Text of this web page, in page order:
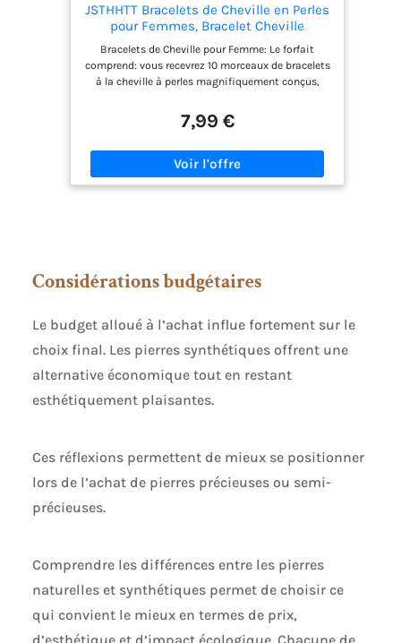
JSTHHTT Bracelets de Cheville en Perles
pour Femmes, Bracelet Cheville
Femme, Chevillières Bohème Dorées,
Bracelets pour Femme, Chaine De
Cheville, Élastique, Réglable, pour
Bijoux Femmes et Filles
Bracelets de Cheville pour Femme: Le forfait
comprend: vous recevrez 10 morceaux de bracelets
à la cheville à perles magnifiquement conçus,
cadeaux à des amis. Design Unique: Le bracelet
de cheville présente de délicats pendentifs en
une touche de charme côtier et d'élégance à votre
tenue, parfait pour les amateurs de plage et les
toute sécurité, sans craindre qu'ils ne tombent.
MatéRiau De Qualité SupéRieure: Le bracelet de
durable, ne se casse pas et ne se décolore pas
longue période. Cadeau Idéal: Ce bracelet de
cheville convient aux femmes. Un cadeau
ce soit un anniversaire ou une fête. Ce bracelet de
7,99 €
Considérations budgétaires
Le budget alloué à l’achat influe fortement sur le
choix final. Les pierres synthétiques offrent une
alternative économique tout en restant
esthétiquement plaisantes.
Ces réflexions permettent de mieux se positionner
lors de l’achat de pierres précieuses ou semi-
précieuses.
Comprendre les différences entre les pierres
naturelles et synthétiques permet de choisir ce
qui convient le mieux en termes de prix,